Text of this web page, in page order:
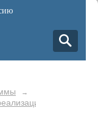
→
до 2022 года